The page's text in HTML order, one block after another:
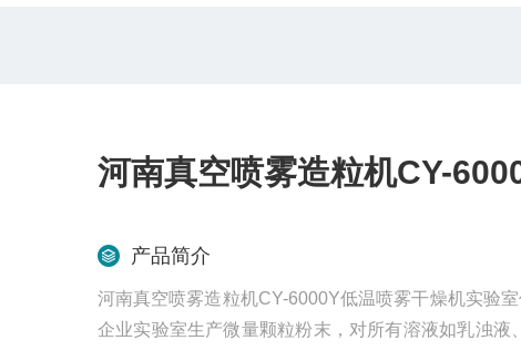
河南真空喷雾造粒机CY-
产品简介
河南真空喷雾造粒机CY-6000Y低温喷雾干燥机实验
企业实验室生产微量颗粒粉末，对所有溶液如乳浊